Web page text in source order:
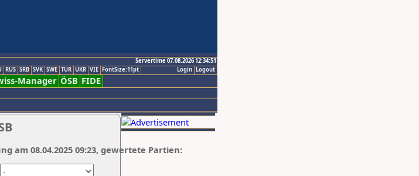
Servertime 07.08.2026 12:34:51
Logout
Login
RUS SRB SVK SWE TUR UKR VIE FontSize:11pt
Manager ÖSB FIDE
am 08.04.2025 09:23, gewertete Partien: